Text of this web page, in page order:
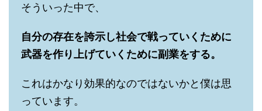
そういった中で、
自分の存在を誇示し社会で戦っていくために
武器を作り上げていくために副業をする。
これはかなり効果的なのではないかと僕は思
っています。